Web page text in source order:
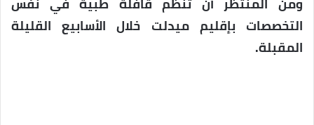
التخصصات بإقليم ميدلت خلال الأسابيع القليلة
المقبلة.